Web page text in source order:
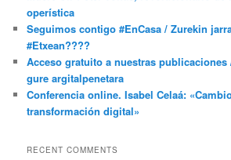
operística
Seguimos contigo #EnCasa / Zurekin
#Etxean????
Acceso gratuito a nuestras
gure argitalpenetara
Conferencia online. Isabel Celaá:
transformación digital»
RECENT COMMENTS